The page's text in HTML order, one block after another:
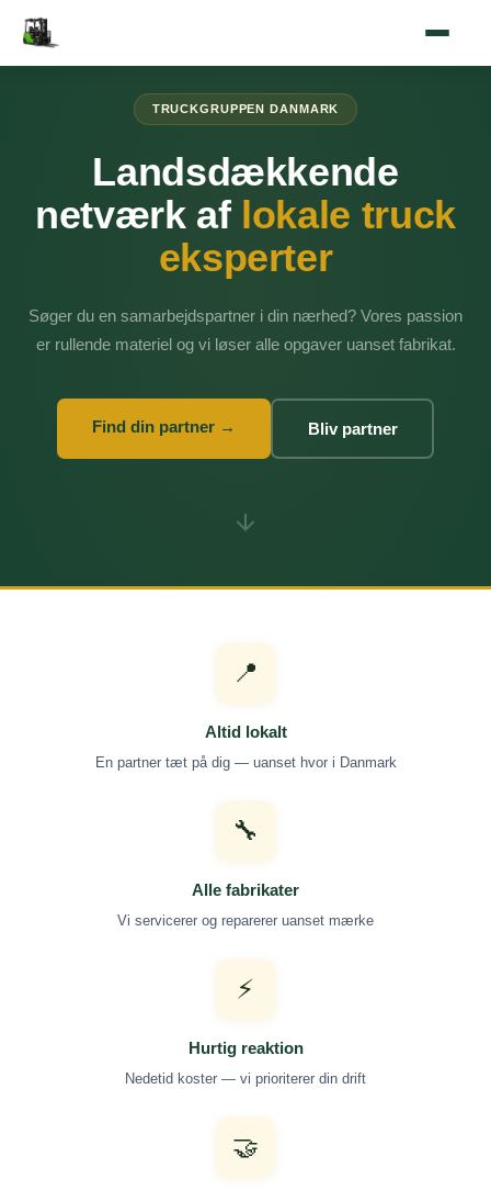
TRUCKGRUPPEN DANMARK
Landsdækkende
netværk af lokale truck
eksperter
Søger du en samarbejdspartner i din nærhed? Vores passion
er rullende materiel og vi løser alle opgaver uanset fabrikat.
Find din partner → Bliv partner
📍
Altid lokalt
En partner tæt på dig — uanset hvor i Danmark
🔧
Alle fabrikater
Vi servicerer og reparerer uanset mærke
⚡
Hurtig reaktion
Nedetid koster — vi prioriterer din drift
🤝